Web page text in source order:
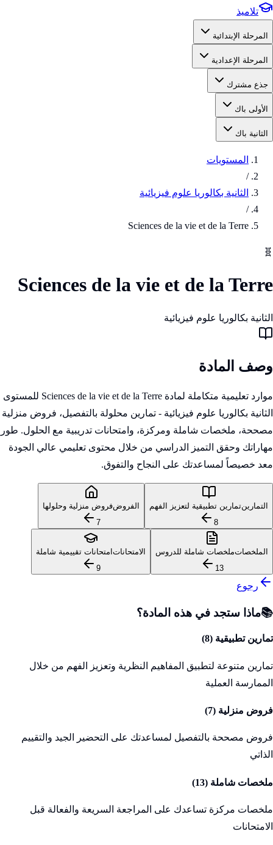
تلاميذ
المرحلة الإبتدائية
المرحلة الإعدادية
جذع مشترك
الأولى باك
الثانية باك
المستويات
/
الثانية بكالوريا علوم فيزيائية
/
Sciences de la vie et de la Terre
🧬
Sciences de la vie et de la Terre
الثانية بكالوريا علوم فيزيائية
وصف المادة
موارد تعليمية متكاملة لمادة Sciences de la vie et de la Terre للمستوى
الثانية بكالوريا علوم فيزيائية - تمارين محلولة بالتفصيل، فروض منزلية
مصححة، ملخصات شاملة ومركزة، وامتحانات تدريبية مع الحلول. طور
مهاراتك وحقق التميز الدراسي من خلال محتوى تعليمي عالي الجودة
معد خصيصاً لمساعدتك على النجاح والتفوق.
التمارينتمارين تطبيقية لتعزيز الفهم
8
الفروضفروض منزلية وحلولها
7
الملخصاتملخصات شاملة للدروس
13
الامتحانات امتحانات تقييمية شاملة
9
رجوع
📚ماذا ستجد في هذه المادة؟
تمارين تطبيقية (8
)
تمارين متنوعة لتطبيق المفاهيم النظرية وتعزيز الفهم من خلال
الممارسة العملية
فروض منزلية (7
)
فروض مصححة بالتفصيل لمساعدتك على التحضير الجيد والتقييم
الذاتي
ملخصات شاملة (13
)
ملخصات مركزة تساعدك على المراجعة السريعة والفعالة قبل
الامتحانات